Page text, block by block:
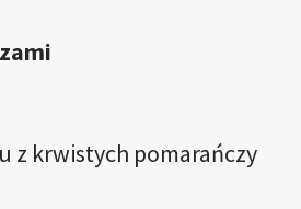
z krwistych pomarańczy